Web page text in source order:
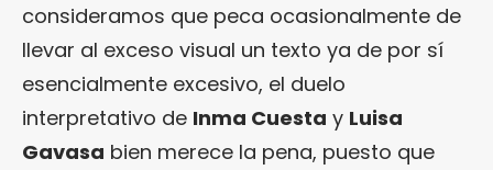
consideramos que peca ocasionalmente de
llevar al exceso visual un texto ya de por sí
esencialmente excesivo, el duelo
interpretativo de Inma Cuesta y Luisa
Gavasa bien merece la pena, puesto que